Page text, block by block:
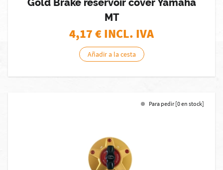
Gold Brake reservoir cover Yamaha
MT
4,17€ INCL. IVA
Añadir a la cesta
Para pedir [0 en stock]